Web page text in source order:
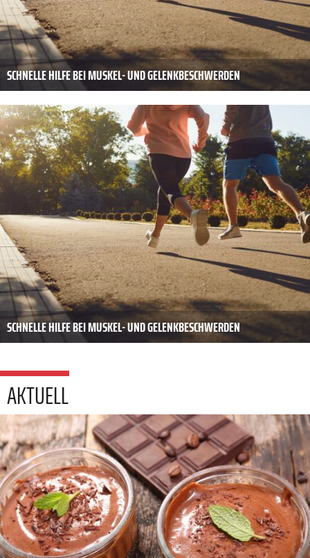
SCHNELLE HILFE BEI MUSKEL- UND GELENKBESCHWERDEN
SCHNELLE HILFE BEI MUSKEL- UND GELENKBESCHWERDEN
AKTUELL